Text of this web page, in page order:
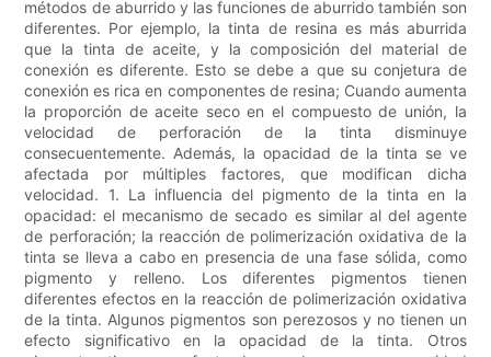
métodos de aburrido y las funciones de aburrido también son
diferentes. Por ejemplo, la tinta de resina es más aburrida
que la tinta de aceite, y la composición del material de
conexión es diferente. Esto se debe a que su conjetura de
conexión es rica en componentes de resina; Cuando aumenta
la proporción de aceite seco en el compuesto de unión, la
velocidad de perforación de la tinta disminuye
consecuentemente. Además, la opacidad de la tinta se ve
afectada por múltiples factores, que modifican dicha
velocidad. 1. La influencia del pigmento de la tinta en la
opacidad: el mecanismo de secado es similar al del agente
de perforación; la reacción de polimerización oxidativa de la
tinta se lleva a cabo en presencia de una fase sólida, como
pigmento y relleno. Los diferentes pigmentos tienen
diferentes efectos en la reacción de polimerización oxidativa
de la tinta. Algunos pigmentos son perezosos y no tienen un
efecto significativo en la opacidad de la tinta. Otros